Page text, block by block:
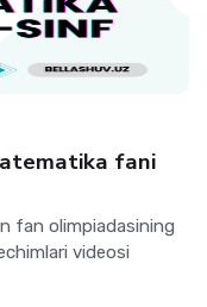
fani
fan olimpiadasining
videosi